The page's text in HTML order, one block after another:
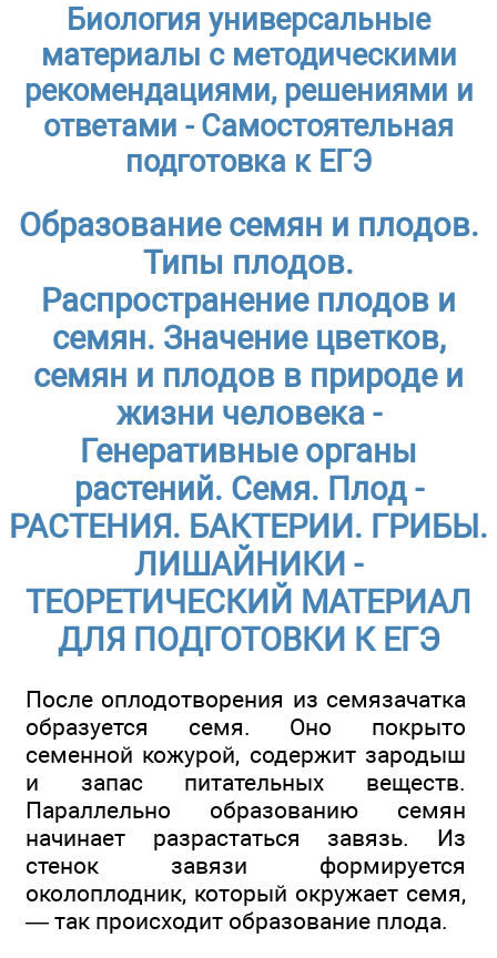
Биология универсальные
материалы с методическими
рекомендациями, решениями и
ответами - Самостоятельная
подготовка к ЕГЭ
Образование семян и плодов.
Типы плодов.
Распространение плодов и
семян. Значение цветков,
семян и плодов в природе и
жизни человека -
Генеративные органы
растений. Семя. Плод -
РАСТЕНИЯ. БАКТЕРИИ. ГРИБЫ.
ЛИШАЙНИКИ -
ТЕОРЕТИЧЕСКИЙ МАТЕРИАЛ
ДЛЯ ПОДГОТОВКИ К ЕГЭ
После оплодотворения из семязачатка
образуется семя. Оно покрыто
семенной кожурой, содержит зародыш
и запас питательных веществ.
Параллельно образованию семян
начинает разрастаться завязь. Из
стенок завязи формируется
околоплодник, который окружает семя,
— так происходит образование плода.